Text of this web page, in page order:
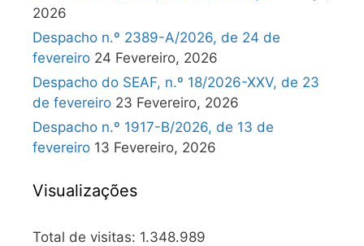
2026
Despacho n.º 2389-A/2026, de 24 de
fevereiro 24 Fevereiro, 2026
Despacho do SEAF, n.º 18/2026-XXV, de 23
de fevereiro 23 Fevereiro, 2026
Despacho n.º 1917-B/2026, de 13 de
fevereiro 13 Fevereiro, 2026
Visualizações
Total de visitas: 1.348.989